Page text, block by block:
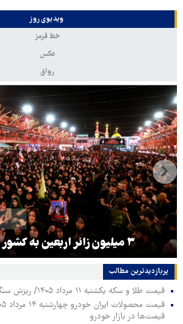
ویدیوی روز
خط قرمز
عکس
رواق
۳ میلیون زائر اربعین به کشور بازگشتند
پربازدیدترین‌ مطالب
قیمت طلا و سکه یکشنبه ۱۱ مرداد ۱۴۰۵/ ریزش سنگین سکه امامی
قیمت‌ها در بازار خودرو